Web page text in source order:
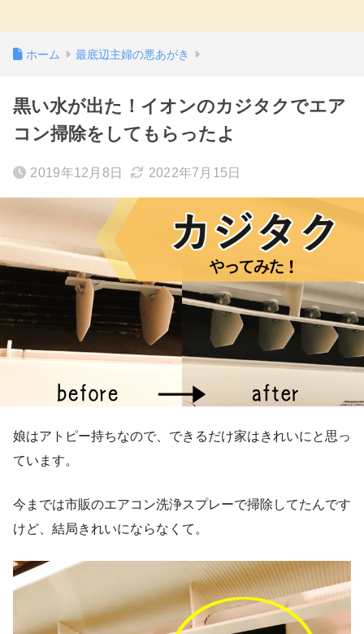
ホーム 最底辺主婦の悪あがき
黒い水が出た！イオンのカジタクでエア
コン掃除をしてもらったよ
2019年12月8日 2022年7月15日
娘はアトピー持ちなので、できるだけ家はきれいにと思っ
ています。
今までは市販のエアコン洗浄スプレーで掃除してたんです
けど、結局きれいにならなくて。